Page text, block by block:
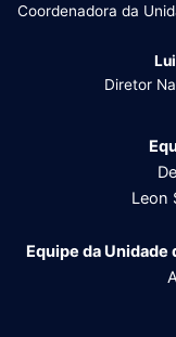
Coordenadora da
Diretor
Leon
Equipe da